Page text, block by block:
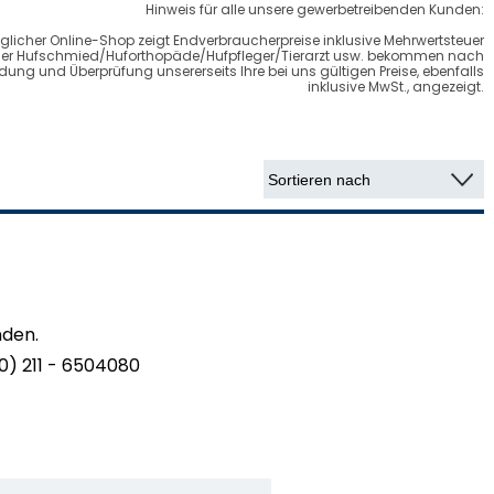
Hinweis für alle unsere gewerbetreibenden Kunden:
Online-Shop zeigt Endverbraucherpreise inklusive Mehrwertsteuer
Hufschmied/Huforthopäde/Hufpfleger/Tierarzt usw. bekommen nach
und Überprüfung unsererseits Ihre bei uns gültigen Preise, ebenfalls
inklusive MwSt., angezeigt.
211 - 6504080